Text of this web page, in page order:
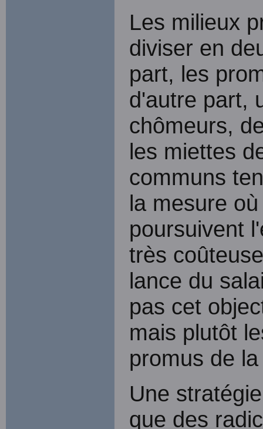
Les milieux
diviser en
part, les
d'autre part,
chômeurs,
les miettes
communs
la mesure
poursuivent
très
lance du
pas cet
mais plutôt
promus de
Une
que des